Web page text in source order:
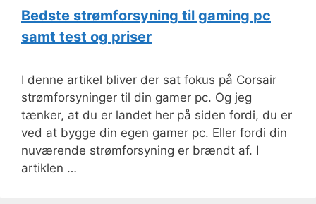
Bedste strømforsyning til gaming pc
samt test og priser
I denne artikel bliver der sat fokus på Corsair
strømforsyninger til din gamer pc. Og jeg
tænker, at du er landet her på siden fordi, du er
ved at bygge din egen gamer pc. Eller fordi din
nuværende strømforsyning er brændt af. I
artiklen …